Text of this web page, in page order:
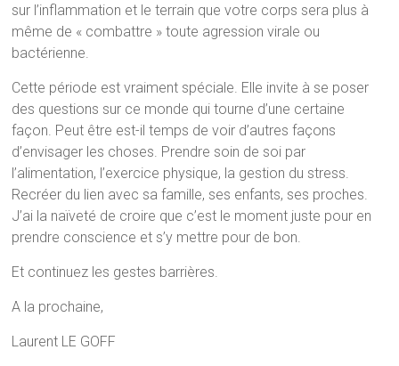
sur l’inflammation et le terrain que votre corps sera plus à
même de « combattre » toute agression virale ou
bactérienne.
Cette période est vraiment spéciale. Elle invite à se poser
des questions sur ce monde qui tourne d’une certaine
façon. Peut être est-il temps de voir d’autres façons
d’envisager les choses. Prendre soin de soi par
l’alimentation, l’exercice physique, la gestion du stress.
Recréer du lien avec sa famille, ses enfants, ses proches.
J’ai la naïveté de croire que c’est le moment juste pour en
prendre conscience et s’y mettre pour de bon.
Et continuez les gestes barrières.
A la prochaine,
Laurent LE GOFF